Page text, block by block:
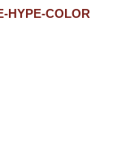
HYPE-COLOR